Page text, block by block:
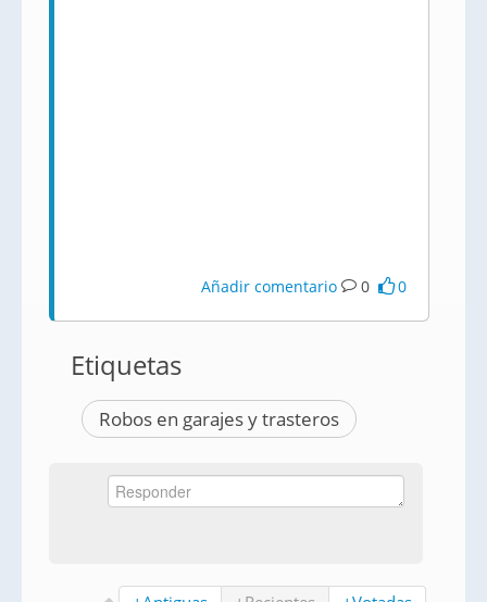
Añadir comentario 0 0
Etiquetas
Robos en garajes y trasteros